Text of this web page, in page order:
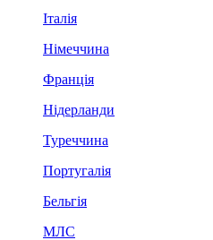
Італія
Німеччина
Франція
Нідерланди
Туреччина
Португалія
Бельгія
МЛС